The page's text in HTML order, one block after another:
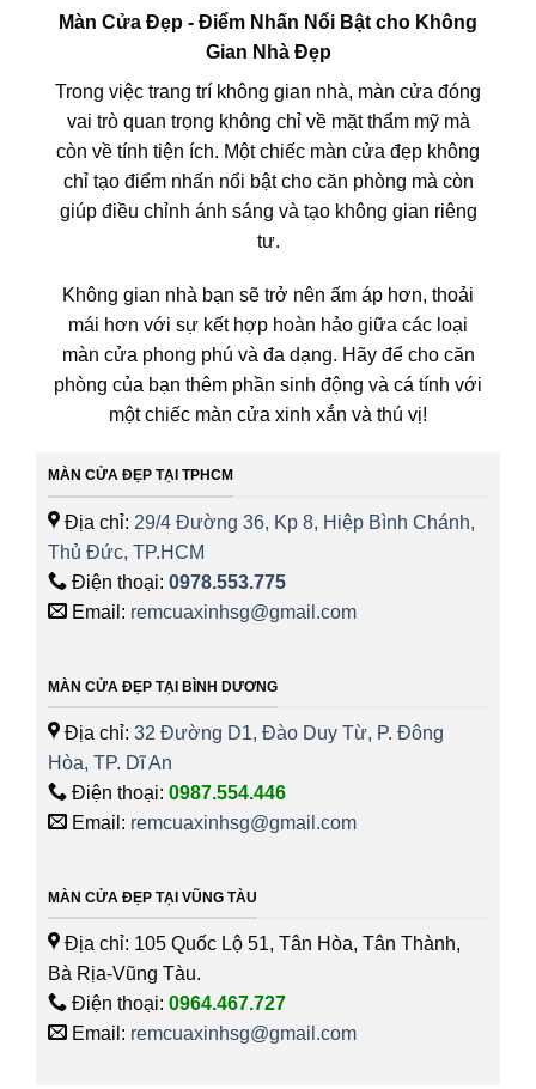
Màn Cửa Đẹp - Điểm Nhấn Nổi Bật cho Không
Gian Nhà Đẹp
Trong việc trang trí không gian nhà, màn cửa đóng
vai trò quan trọng không chỉ về mặt thẩm mỹ mà
còn về tính tiện ích. Một chiếc màn cửa đẹp không
chỉ tạo điểm nhấn nổi bật cho căn phòng mà còn
giúp điều chỉnh ánh sáng và tạo không gian riêng
tư.
Không gian nhà bạn sẽ trở nên ấm áp hơn, thoải
mái hơn với sự kết hợp hoàn hảo giữa các loại
màn cửa phong phú và đa dạng. Hãy để cho căn
phòng của bạn thêm phần sinh động và cá tính với
một chiếc màn cửa xinh xắn và thú vị!
MÀN CỬA ĐẸP TẠI TPHCM
Địa chỉ: 29/4 Đường 36, Kp 8, Hiệp Bình Chánh,
Thủ Đức, TP.HCM
Điện thoại: 0978.553.775
Email: remcuaxinhsg@gmail.com
MÀN CỬA ĐẸP TẠI BÌNH DƯƠNG
Địa chỉ: 32 Đường D1, Đào Duy Từ, P. Đông
Hòa, TP. Dĩ An
Điện thoại: 0987.554.446
Email: remcuaxinhsg@gmail.com
MÀN CỬA ĐẸP TẠI VŨNG TÀU
Địa chỉ: 105 Quốc Lộ 51, Tân Hòa, Tân Thành,
Bà Rịa-Vũng Tàu.
Điện thoại: 0964.467.727
Email: remcuaxinhsg@gmail.com